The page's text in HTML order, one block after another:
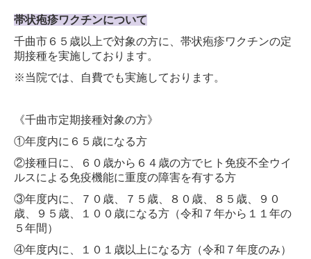
帯状疱疹ワクチンについて
千曲市６５歳以上で対象の方に、帯状疱疹ワクチンの定
期接種を実施しております。
※当院では、自費でも実施しております。
《千曲市定期接種対象の方》
①年度内に６５歳になる方
②接種日に、６０歳から６４歳の方でヒト免疫不全ウイ
ルスによる免疫機能に重度の障害を有する方
③年度内に、７０歳、７５歳、８０歳、８５歳、９０
歳、９５歳、１００歳になる方（令和７年から１１年の
５年間）
④年度内に、１０１歳以上になる方（令和７年度のみ）